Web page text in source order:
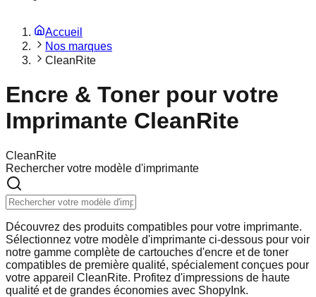
Accueil
Nos marques
CleanRite
Encre & Toner pour votre
Imprimante CleanRite
CleanRite
Rechercher votre modèle d'imprimante
Découvrez des produits compatibles pour votre imprimante.
Sélectionnez votre modèle d'imprimante ci-dessous pour voir
notre gamme complète de cartouches d'encre et de toner
compatibles de première qualité, spécialement conçues pour
votre appareil CleanRite. Profitez d'impressions de haute
qualité et de grandes économies avec ShopyInk.